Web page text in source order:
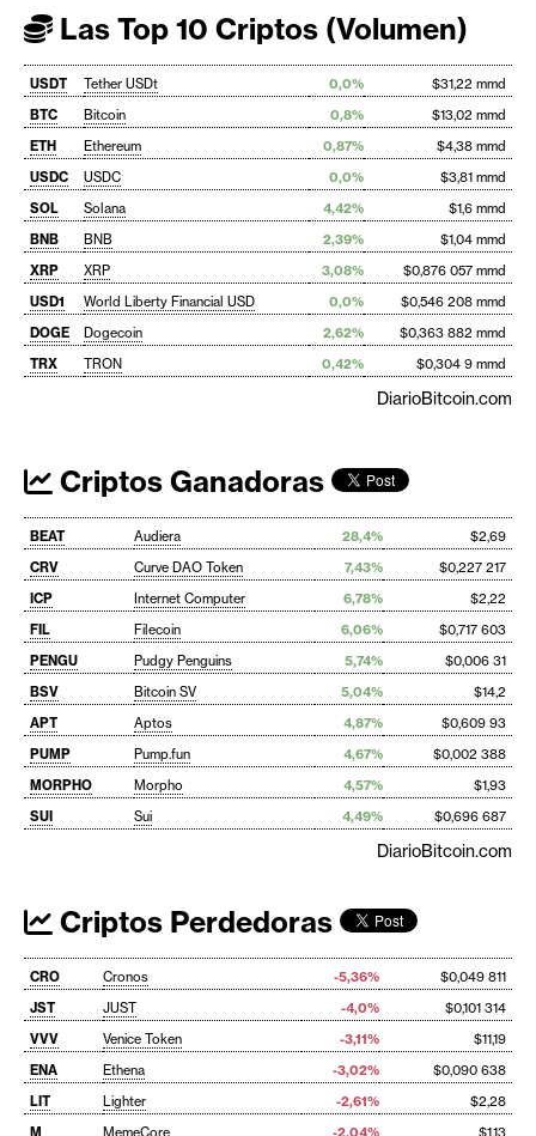
Las Top 10 Criptos (Volumen)
USDT Tether USDt 0,0%
$31,22 mmd
BTC
Bitcoin 0,8%
$13,02 mmd
ETH
Ethereum 0,87%
$4,38 mmd
USDC
USDC 0,0%
$3,81 mmd
SOL
Solana 4,42%
$1,6 mmd
BNB
BNB 2,39%
$1,04 mmd
XRP
XRP 3,08%
$0,876 057 mmd
USD1
World Liberty Financial USD 0,0%
$0,546 208 mmd
DOGE
Dogecoin 2,62%
$0,363 882 mmd
TRX
TRON 0,42% $0,304 9 mmd
DiarioBitcoin.com
Criptos Ganadoras
BEAT Audiera 28,4%
$2,69
CRV
Curve DAO Token 7,43%
$0,227 217
ICP
Internet Computer 6,78%
$2,22
FIL
Filecoin 6,06%
$0,717 603
PENGU
Pudgy Penguins 5,74%
$0,006 31
BSV
Bitcoin SV 5,04%
$14,2
APT
Aptos 4,87%
$0,609 93
PUMP
Pump.fun 4,67%
$0,002 388
MORPHO
Morpho 4,57%
$1,93
SUI
Sui 4,49% $0,696 687
DiarioBitcoin.com
Criptos Perdedoras
CRO Cronos -5,36%
$0,049 811
JST
JUST -4,0%
$0,101 314
VVV
Venice Token -3,11%
$11,19
ENA
Ethena -3,02%
$0,090 638
LIT
Lighter -2,61%
$2,28
M
MemeCore -2,04% $1,13